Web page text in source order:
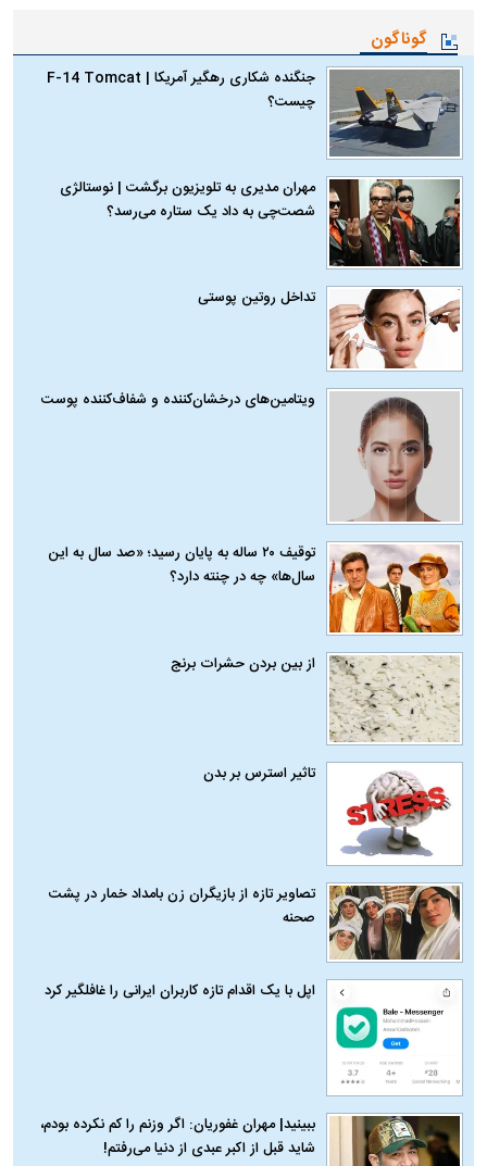
گوناگون
جنگنده شکاری رهگیر آمریکا | F-14 Tomcat
چیست؟
مهران مدیری به تلویزیون برگشت | نوستالژی
شصت‌چی به داد یک ستاره می‌رسد؟
تداخل روتین پوستی
ویتامین‌های درخشان‌کننده و شفاف‌کننده پوست
توقیف ۲۰ ساله به پایان رسید؛ «صد سال به این
سال‌ها» چه در چنته دارد؟
از بین بردن حشرات برنج
تاثیر استرس بر بدن
تصاویر تازه از بازیگران زن بامداد خمار در پشت
صحنه
اپل با یک اقدام تازه کاربران ایرانی را غافلگیر کرد
ببینید| مهران غفوریان: اگر وزنم را کم نکرده بودم،
شاید قبل از اکبر عبدی از دنیا می‌رفتم!